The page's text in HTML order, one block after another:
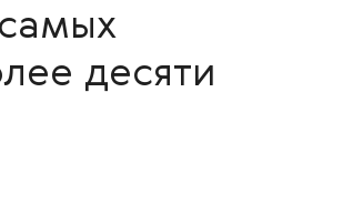
десяти